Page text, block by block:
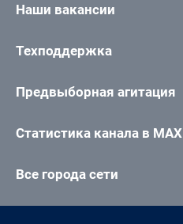
Наши вакансии
Техподдержка
Предвыборная агитация
Статистика канала в MAX
Все города сети